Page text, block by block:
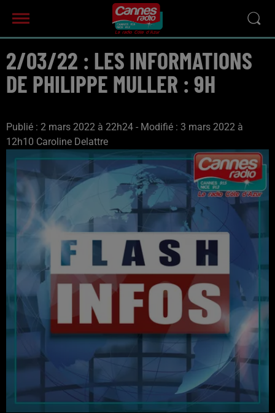
2/03/22 : LES INFORMATIONS
DE PHILIPPE MULLER : 9H
Publié : 2 mars 2022 à 22h24 - Modifié : 3 mars 2022 à
12h10 Caroline Delattre